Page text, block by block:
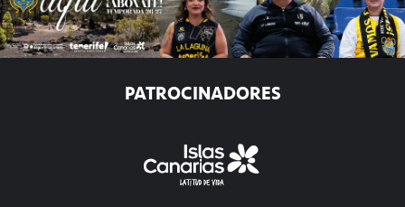
PATROCINADORES